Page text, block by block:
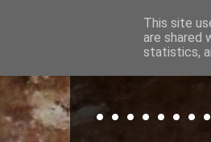
This site
are shared
statistics,